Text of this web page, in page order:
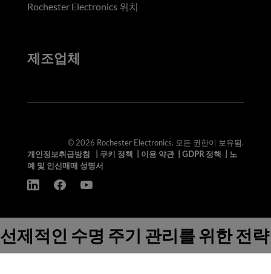
Rochester Electronics 위치
제조업체
© 2026 Rochester Electronics. 모든 권한이 보유됨.
개인정보취급방침
쿠키 정책 이용 약관| GDPR 정책
노
예 및 인신매매 성명서
선제적인 수명 주기 관리를 위한 전략